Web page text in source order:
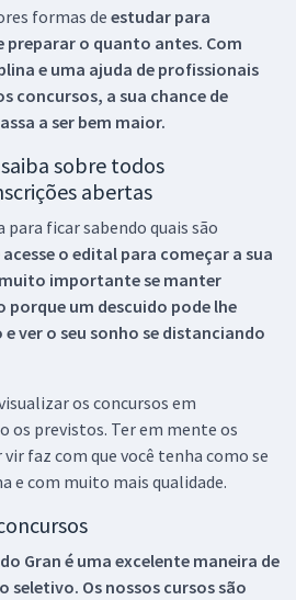
formas de estudar para
preparar o quanto antes. Com
e uma ajuda de profissionais
concursos, a sua chance de
a ser bem maior.
sobre todos
abertas
para ficar sabendo quais são
o edital para começar a sua
importante se manter
porque um descuido pode lhe
ver o seu sonho se distanciando
os concursos em
os previstos. Ter em mente os
faz com que você tenha como se
e com muito mais qualidade.
Gran é uma excelente maneira de
seletivo. Os nossos cursos são